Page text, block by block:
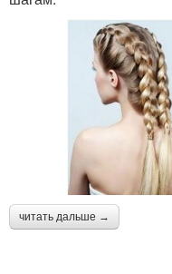
читать дальше →